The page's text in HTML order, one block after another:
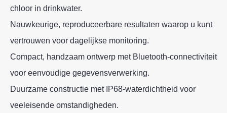
chloor in drinkwater.
Nauwkeurige, reproduceerbare resultaten waarop u kunt
vertrouwen voor dagelijkse monitoring.
Compact, handzaam ontwerp met Bluetooth‑connectiviteit
voor eenvoudige gegevensverwerking.
Duurzame constructie met IP68‑waterdichtheid voor
veeleisende omstandigheden.